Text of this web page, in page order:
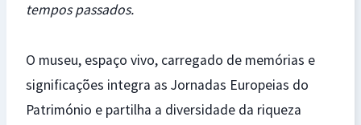
tempos passados.
O museu, espaço vivo, carregado de memórias e
significações integra as Jornadas Europeias do
Património e partilha a diversidade da riqueza